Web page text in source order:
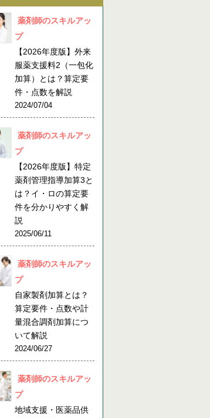
薬剤師のスキルアッ
プ
【2026年度版】外来
服薬支援料2（一包化
加算）とは？算定要
件・点数を解説
2024/07/04
薬剤師のスキルアッ
プ
【2026年度版】特定
薬剤管理指導加算3と
は？イ・ロの算定要
件を分かりやすく解
説
2025/06/11
薬剤師のスキルアッ
プ
自家製剤加算とは？
算定要件・点数や計
量混合調剤加算につ
いて解説
2024/06/27
薬剤師のスキルアッ
プ
地域支援・医薬品供